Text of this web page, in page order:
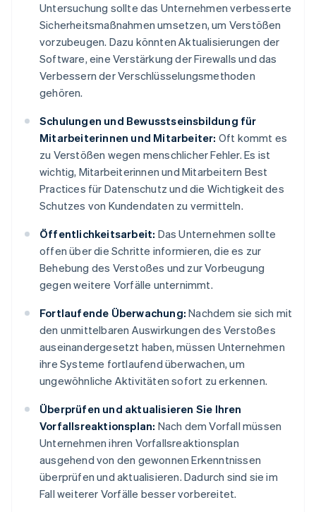
Untersuchung sollte das Unternehmen verbesserte
Sicherheitsmaßnahmen umsetzen, um Verstößen
vorzubeugen. Dazu könnten Aktualisierungen der
Software, eine Verstärkung der Firewalls und das
Verbessern der Verschlüsselungsmethoden
gehören.
Schulungen und Bewusstseinsbildung für
Mitarbeiterinnen und Mitarbeiter: Oft kommt es
zu Verstößen wegen menschlicher Fehler. Es ist
wichtig, Mitarbeiterinnen und Mitarbeitern Best
Practices für Datenschutz und die Wichtigkeit des
Schutzes von Kundendaten zu vermitteln.
Öffentlichkeitsarbeit: Das Unternehmen sollte
offen über die Schritte informieren, die es zur
Behebung des Verstoßes und zur Vorbeugung
gegen weitere Vorfälle unternimmt.
Fortlaufende Überwachung: Nachdem sie sich mit
den unmittelbaren Auswirkungen des Verstoßes
auseinandergesetzt haben, müssen Unternehmen
ihre Systeme fortlaufend überwachen, um
ungewöhnliche Aktivitäten sofort zu erkennen.
Überprüfen und aktualisieren Sie Ihren
Vorfallsreaktionsplan: Nach dem Vorfall müssen
Unternehmen ihren Vorfallsreaktionsplan
ausgehend von den gewonnen Erkenntnissen
überprüfen und aktualisieren. Dadurch sind sie im
Fall weiterer Vorfälle besser vorbereitet.